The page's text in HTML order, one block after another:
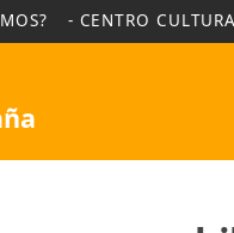
SOMOS? - CENTRO